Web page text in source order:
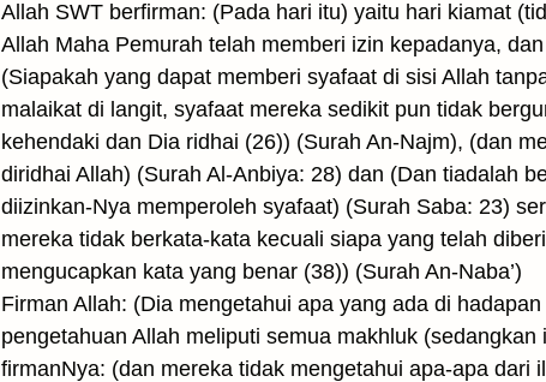
Allah SWT berfirman: (Pada hari itu) yaitu hari kiamat
Allah Maha Pemurah telah memberi izin kepadanya,
(Siapakah yang dapat memberi syafaat di sisi Allah
malaikat di langit, syafaat mereka sedikit pun tidak
kehendaki dan Dia ridhai (26)) (Surah An-Najm), (dan
diridhai Allah) (Surah Al-Anbiya: 28) dan (Dan tiadalah
diizinkan-Nya memperoleh syafaat) (Surah Saba: 23)
mereka tidak berkata-kata kecuali siapa yang telah
mengucapkan kata yang benar (38)) (Surah An-Naba’)
Firman Allah: (Dia mengetahui apa yang ada di
pengetahuan Allah meliputi semua makhluk
firmanNya: (dan mereka tidak mengetahui apa-apa